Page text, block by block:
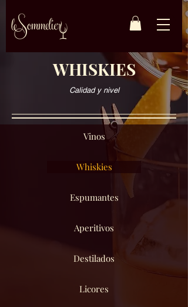
Calidad y nivel
WHISKIES
Vinos
Whiskies
Espumantes
Aperitivos
Destilados
Licores